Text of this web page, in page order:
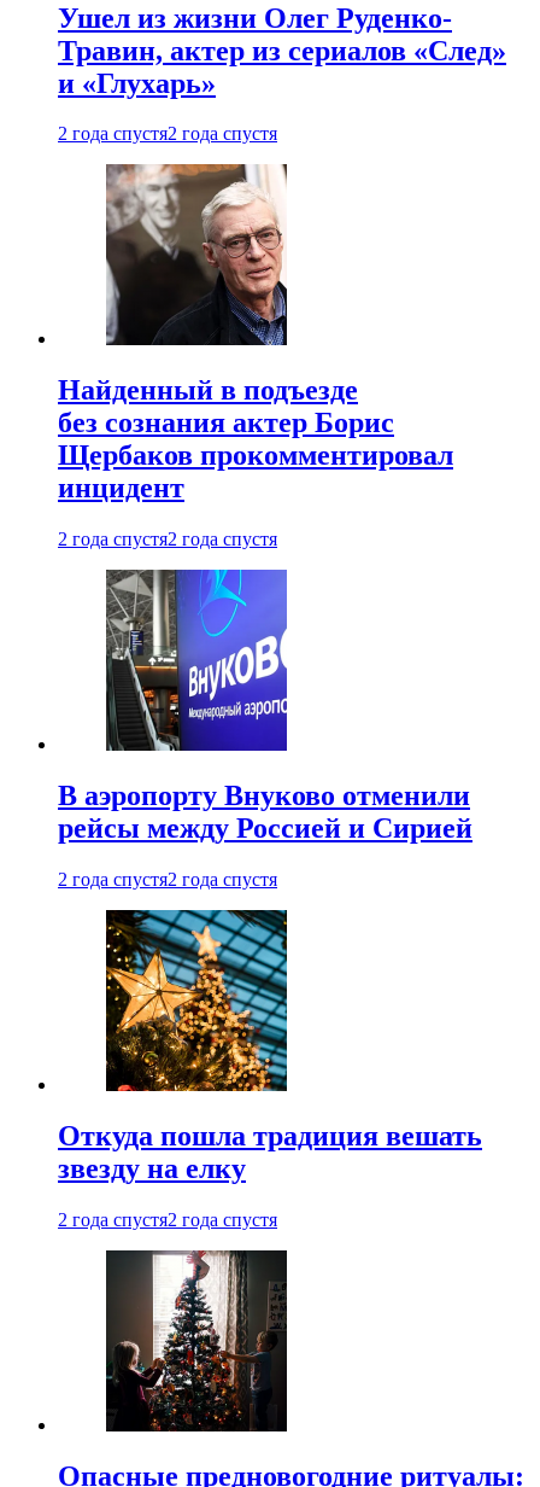
Ушел из жизни Олег Руденко-
Травин, актер из сериалов «След»
и «Глухарь»
2 года спустя2 года спустя
Найденный в подъезде
без сознания актер Борис
Щербаков прокомментировал
инцидент
2 года спустя2 года спустя
В аэропорту Внуково отменили
рейсы между Россией и Сирией
2 года спустя2 года спустя
Откуда пошла традиция вешать
звезду на елку
2 года спустя2 года спустя
Опасные предновогодние ритуалы: